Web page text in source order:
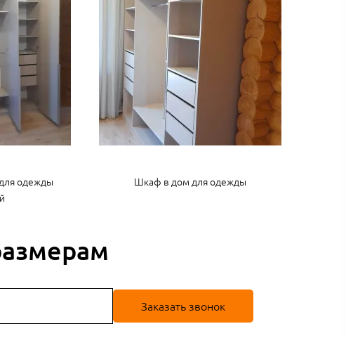
одежды
Шкаф в дом для одежды
Заказать звонок